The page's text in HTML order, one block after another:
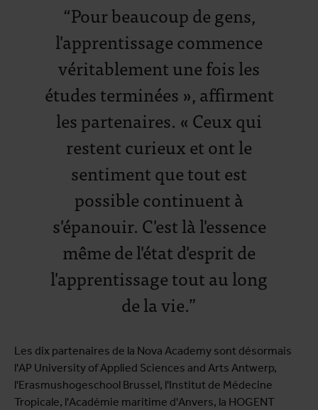
Pour beaucoup de gens,
l'apprentissage commence
véritablement une fois les
études terminées », affirment
les partenaires. « Ceux qui
restent curieux et ont le
sentiment que tout est
possible continuent à
s'épanouir. C'est là l'essence
même de l'état d'esprit de
l'apprentissage tout au long
de la vie.
Les dix partenaires de la Nova Academy sont désormais
l'AP University of Applied Sciences and Arts Antwerp,
l'Erasmushogeschool Brussel, l'Institut de Médecine
Tropicale, l'Académie maritime d'Anvers, la HOGENT